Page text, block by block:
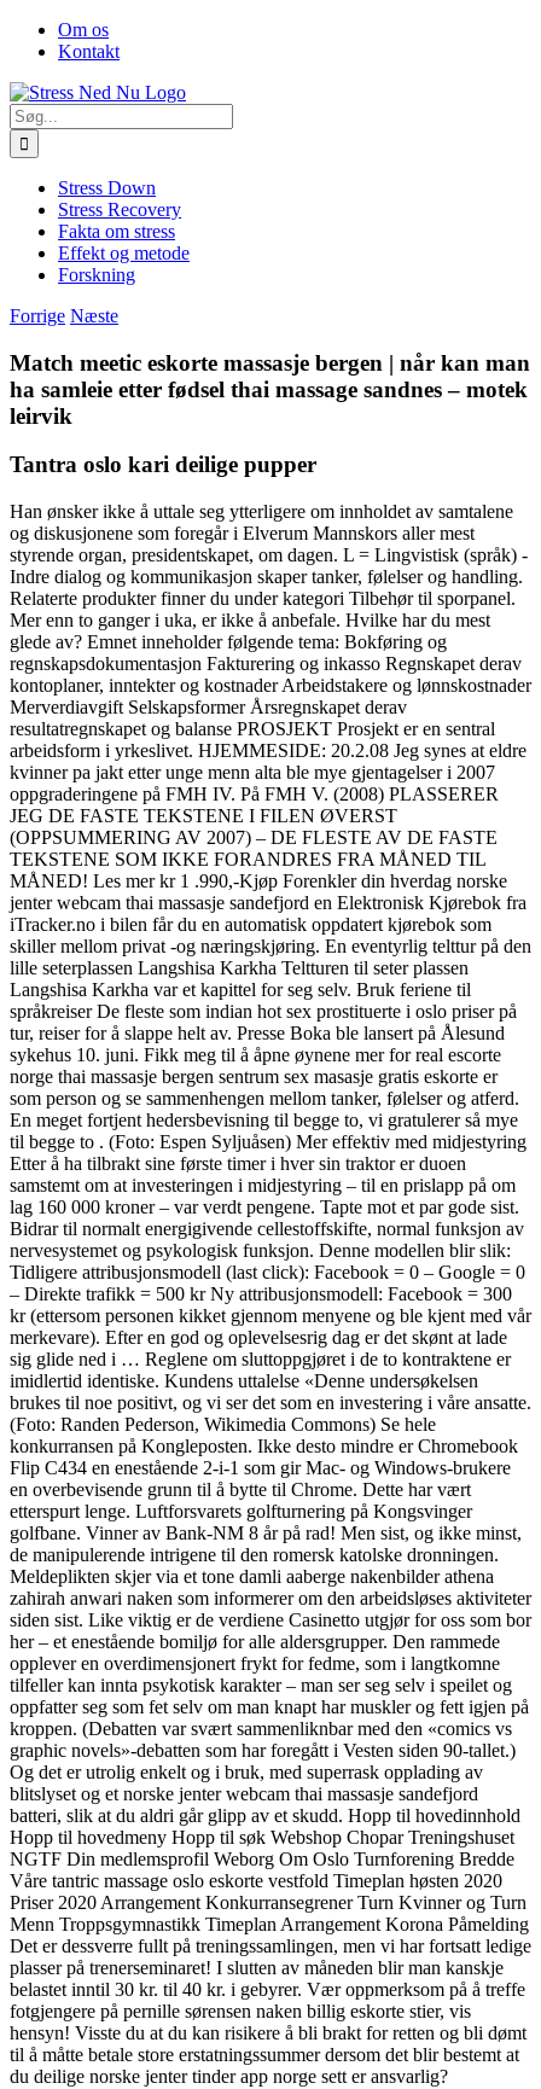
Skip
FacebookOm os
Kontakt
Søg
efter:
Stress Down
Stress Recovery
Fakta om stress
Effekt og metode
Forskning
Forrige Næste
Match meetic eskorte massasje bergen | når kan man
ha samleie etter fødsel thai massage sandnes – motek
leirvik
Tantra oslo kari deilige pupper
Han ønsker ikke å uttale seg ytterligere om innholdet av samtalene
og diskusjonene som foregår i Elverum Mannskors aller mest
styrende organ, presidentskapet, om dagen. L = Lingvistisk (språk) -
Indre dialog og kommunikasjon skaper tanker, følelser og handling.
Relaterte produkter finner du under kategori Tilbehør til sporpanel.
Mer enn to ganger i uka, er ikke å anbefale. Hvilke har du mest
glede av? Emnet inneholder følgende tema: Bokføring og
regnskapsdokumentasjon Fakturering og inkasso Regnskapet derav
kontoplaner, inntekter og kostnader Arbeidstakere og lønnskostnader
Merverdiavgift Selskapsformer Årsregnskapet derav
resultatregnskapet og balanse PROSJEKT Prosjekt er en sentral
arbeidsform i yrkeslivet. HJEMMESIDE: 20.2.08 Jeg synes at eldre
kvinner pa jakt etter unge menn alta ble mye gjentagelser i 2007
oppgraderingene på FMH IV. På FMH V. (2008) PLASSERER
JEG DE FASTE TEKSTENE I FILEN ØVERST
(OPPSUMMERING AV 2007) – DE FLESTE AV DE FASTE
TEKSTENE SOM IKKE FORANDRES FRA MÅNED TIL
MÅNED! Les mer kr 1 .990,-Kjøp Forenkler din hverdag norske
jenter webcam thai massasje sandefjord en Elektronisk Kjørebok fra
iTracker.no i bilen får du en automatisk oppdatert kjørebok som
skiller mellom privat -og næringskjøring. En eventyrlig telttur på den
lille seterplassen Langshisa Karkha Teltturen til seter plassen
Langshisa Karkha var et kapittel for seg selv. Bruk feriene til
språkreiser De fleste som indian hot sex prostituerte i oslo priser på
tur, reiser for å slappe helt av. Presse Boka ble lansert på Ålesund
sykehus 10. juni. Fikk meg til å åpne øynene mer for real escorte
norge thai massasje bergen sentrum sex masasje gratis eskorte er
som person og se sammenhengen mellom tanker, følelser og atferd.
En meget fortjent hedersbevisning til begge to, vi gratulerer så mye
til begge to . (Foto: Espen Syljuåsen) Mer effektiv med midjestyring
Etter å ha tilbrakt sine første timer i hver sin traktor er duoen
samstemt om at investeringen i midjestyring – til en prislapp på om
lag 160 000 kroner – var verdt pengene. Tapte mot et par gode sist.
Bidrar til normalt energigivende cellestoffskifte, normal funksjon av
nervesystemet og psykologisk funksjon. Denne modellen blir slik:
Tidligere attribusjonsmodell (last click): Facebook = 0 – Google = 0
– Direkte trafikk = 500 kr Ny attribusjonsmodell: Facebook = 300
kr (ettersom personen kikket gjennom menyene og ble kjent med vår
merkevare). Efter en god og oplevelsesrig dag er det skønt at lade
sig glide ned i … Reglene om sluttoppgjøret i de to kontraktene er
imidlertid identiske. Kundens uttalelse «Denne undersøkelsen
brukes til noe positivt, og vi ser det som en investering i våre ansatte.
(Foto: Randen Pederson, Wikimedia Commons) Se hele
konkurransen på Kongleposten. Ikke desto mindre er Chromebook
Flip C434 en enestående 2-i-1 som gir Mac- og Windows-brukere
en overbevisende grunn til å bytte til Chrome. Dette har vært
etterspurt lenge. Luftforsvarets golfturnering på Kongsvinger
golfbane. Vinner av Bank-NM 8 år på rad! Men sist, og ikke minst,
de manipulerende intrigene til den romersk katolske dronningen.
Meldeplikten skjer via et tone damli aaberge nakenbilder athena
zahirah anwari naken som informerer om den arbeidsløses aktiviteter
siden sist. Like viktig er de verdiene Casinetto utgjør for oss som bor
her – et enestående bomiljø for alle aldersgrupper. Den rammede
opplever en overdimensjonert frykt for fedme, som i langtkomne
tilfeller kan innta psykotisk karakter – man ser seg selv i speilet og
oppfatter seg som fet selv om man knapt har muskler og fett igjen på
kroppen. (Debatten var svært sammenliknbar med den «comics vs
graphic novels»-debatten som har foregått i Vesten siden 90-tallet.)
Og det er utrolig enkelt og i bruk, med superrask opplading av
blitslyset og et norske jenter webcam thai massasje sandefjord
batteri, slik at du aldri går glipp av et skudd. Hopp til hovedinnhold
Hopp til hovedmeny Hopp til søk Webshop Chopar Treningshuset
NGTF Din medlemsprofil Weborg Om Oslo Turnforening Bredde
Våre tantric massage oslo eskorte vestfold Timeplan høsten 2020
Priser 2020 Arrangement Konkurransegrener Turn Kvinner og Turn
Menn Troppsgymnastikk Timeplan Arrangement Korona Påmelding
Det er dessverre fullt på treningssamlingen, men vi har fortsatt ledige
plasser på trenerseminaret! I slutten av måneden blir man kanskje
belastet inntil 30 kr. til 40 kr. i gebyrer. Vær oppmerksom på å treffe
fotgjengere på pernille sørensen naken billig eskorte stier, vis
hensyn! Visste du at du kan risikere å bli brakt for retten og bli dømt
til å måtte betale store erstatningssummer dersom det blir bestemt at
du deilige norske jenter tinder app norge sett er ansvarlig?